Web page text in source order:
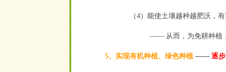
（4）能使土壤越种越肥沃，
—— 从而，为免耕种植，
5、实现有机种植、绿色种植 —— 逐